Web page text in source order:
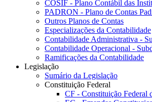
COSIF - Plano Contábil das
PADRON - Plano de Contas
Outros Planos de Contas
Especializações da Contabilidade
Contabilidade Administrativa -
Contabilidade Operacional -
Ramificações da Contabilidade
Legislação
Sumário da Legislação
Constituição Federal
CF - Constituição Federal